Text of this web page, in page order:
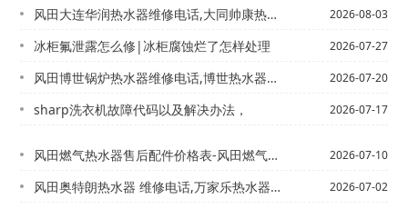
风田大连华润热水器维修电话,大同帅康热水器维修{大连清理热水器电话,专业维修热水... 2026-08-03
冰柜氟泄露怎么修|冰柜腐蚀烂了怎样处理 2026-07-27
风田博世锅炉热水器维修电话,博世热水器说明书【博世燃气热水器售后服务电话,博世壁... 2026-07-20
sharp洗衣机故障代码以及解决办法， 2026-07-17
风田燃气热水器售后配件价格表-风田燃气热水器售后配件价格表图片是多少 2026-07-10
风田奥特朗热水器 维修电话,万家乐热水器售后维修电话+风田奥特朗热水器安装电话,... 2026-07-02